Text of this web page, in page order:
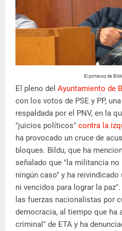
El portavoz de
El pleno del Ayuntamiento de
con los votos de PSE y PP,
respaldada por el PNV, en la
"juicios políticos" contra la
ha provocado un cruce de
bloques. Bildu, que ha
señalado que "la militancia no
ningún caso" y ha
ni vencidos para lograr la
las fuerzas nacionalistas por
democracia, al tiempo que ha
criminal" de ETA y ha